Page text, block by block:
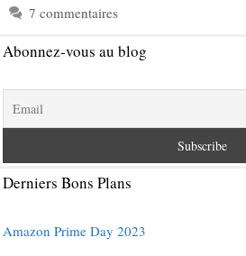
7 commentaires
Abonnez-vous au blog
Derniers Bons Plans
Amazon Prime Day 2023